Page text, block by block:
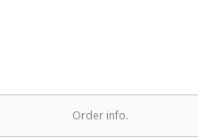
Order info.